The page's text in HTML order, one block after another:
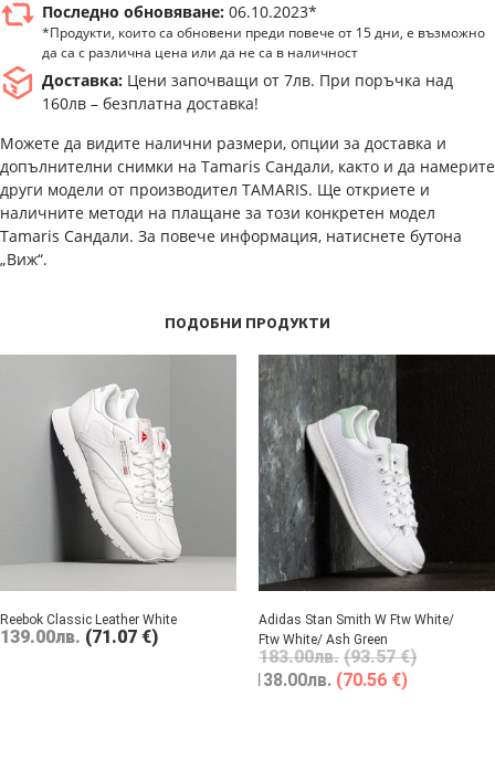
Последно обновяване: 06.10.2023*
*Продукти, които са обновени преди повече от 15 дни, е възможно
да са с различна цена или да не са в наличност
Доставка: Цени започващи от 7лв. При поръчка над
160лв – безплатна доставка!
Можете да видите налични размери, опции за доставка и
допълнителни снимки на Tamaris Сандали, както и да намерите
други модели от производител TAMARIS. Ще откриете и
наличните методи на плащане за този конкретен модел
Tamaris Сандали. За повече информация, натиснете бутона
„Виж“.
ПОДОБНИ ПРОДУКТИ
Reebok Classic Leather White
139.00лв. (71.07 €)
Adidas Stan Smith W Ftw White/
Ftw White/ Ash Green
183.00лв. (93.57 €)
138.00лв. (70.56 €)